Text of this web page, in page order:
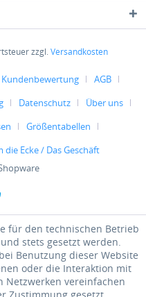
zzgl.Versandkosten
Kundenbewertung
AGB
Datenschutz
Über uns
Größentabellen
die Ecke / Das Geschäft
für den technischen Betrieb
stets gesetzt werden.
Benutzung dieser Website
oder die Interaktion mit
Netzwerken vereinfachen